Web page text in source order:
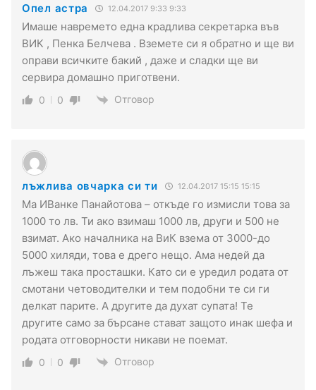
Опел астра 12.04.2017 9:33 9:33
Имаше навремето една крадлива секретарка във
ВИК , Пенка Белчева . Вземете си я обратно и ще ви
оправи всичките бакий , даже и сладки ще ви
сервира домашно приготвени.
0 0 Отговор
лъжлива овчарка си ти 12.04.2017 15:15 15:15
Ма ИВанке Панайотова – откъде го измисли това за
1000 то лв. Ти ако взимаш 1000 лв, други и 500 не
взимат. Ако началника на ВиК взема от 3000-до
5000 хиляди, това е дрего нещо. Ама недей да
лъжеш така просташки. Като си е уредил родата от
смотани четоводителки и тем подобни те си ги
делкат парите. А другите да духат супата! Те
другите само за бърсане стават защото инак шефа и
родата отговорности никави не поемат.
0 0 Отговор